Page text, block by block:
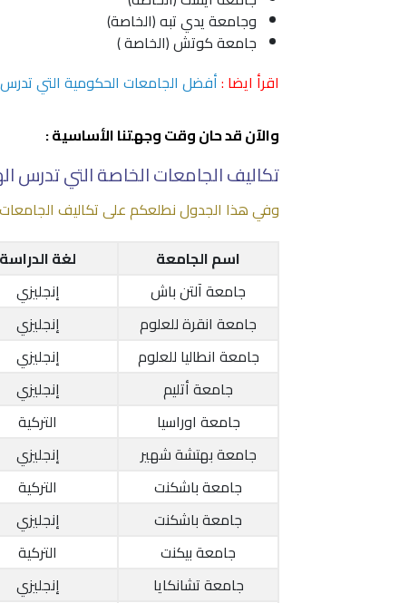
وجامعة يدي تبه (الخاصة)
جامعة كوتش (الخاصة )
اقرأ ايضا :أفضل الجامعات الحكومية التي تدرس
والآن قد حان وقت وجهتنا الأساسية :
تكاليف الجامعات الخاصة التي تدرس
وفي هذا الجدول نطلعكم على تكاليف الجامعات
اسم الجامعة
لغة الدراسة
جامعة آلتن باش
إنجليزي
جامعة انقرة للعلوم
إنجليزي
جامعة انطاليا للعلوم
إنجليزي
جامعة أتليم
إنجليزي
جامعة اوراسيا
التركية
جامعة بهتشة شهير
إنجليزي
جامعة باشكنت
التركية
جامعة باشكنت
إنجليزي
جامعة بيكنت
التركية
جامعة تشانكايا
إنجليزي